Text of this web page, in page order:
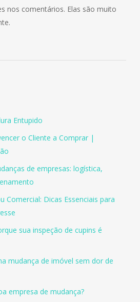
nos comentários. Elas são muito
Entupido
o Cliente a Comprar |
de empresas: logística,
Comercial: Dicas Essenciais para
sua inspeção de cupins é
mudança de imóvel sem dor de
empresa de mudança?